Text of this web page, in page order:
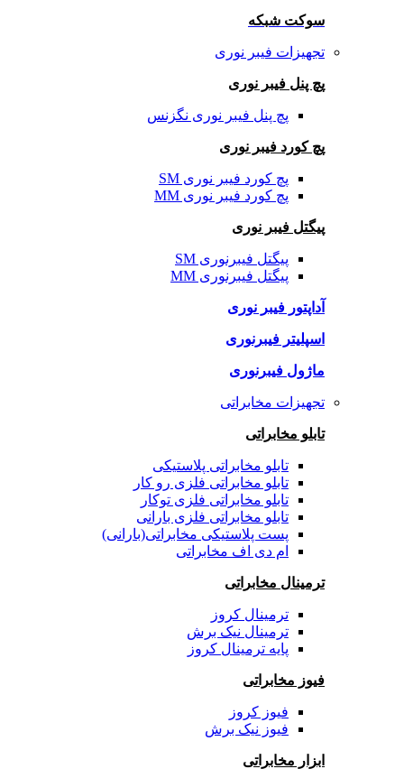
سوکت شبکه
تجهیزات فیبر نوری
پچ پنل فیبر نوری
پچ پنل فیبر نوری نگزنس
پچ کورد فیبر نوری
پچ کورد فیبر نوری SM
پچ کورد فیبر نوری MM
پیگتل فیبر نوری
پیگتل فیبرنوری SM
پیگتل فیبرنوری MM
آداپتور فیبر نوری
اسپلیتر فیبرنوری
ماژول فیبرنوری
تجهیزات مخابراتی
تابلو مخابراتی
تابلو مخابراتی پلاستیکی
تابلو مخابراتی فلزی رو کار
تابلو مخابراتی فلزی توکار
تابلو مخابراتی فلزی بارانی
پست پلاستیکی مخابراتی(بارانی)
ام دی اف مخابراتی
ترمینال مخابراتی
ترمینال کروز
ترمینال نیک برش
پایه ترمینال کروز
فیوز مخابراتی
فیوز کروز
فیوز نیک برش
ابزار مخابراتی